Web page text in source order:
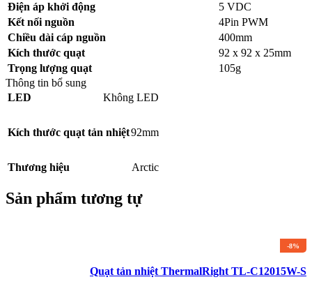
Điện áp khởi động
5 VDC
Kết nối nguồn
4Pin PWM
Chiều dài cáp nguồn
400mm
Kích thước quạt
92 x 92 x 25mm
Trọng lượng quạt
105g
Thông tin bổ sung
LED
Không LED
Kích thước quạt tản nhiệt92mm
Thương hiệu Arctic
Sản phẩm tương tự
-8%
Quạt tản nhiệt ThermalRight TL-C12015W-S